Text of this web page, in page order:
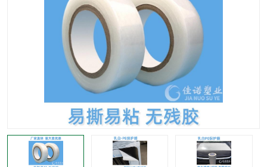
黑白保护膜 乳白保护膜
明蓝保护膜 纯黑保护膜
彩钢板保护膜
不绣钢板保护膜 两边上胶保护膜
不锈钢板保护膜 一次性隔离膜